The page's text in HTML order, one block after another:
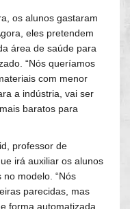
os alunos gastaram
eles pretendem
área de saúde para
“Nós queríamos
com menor
a indústria, vai ser
baratos para
professor de
irá auxiliar os alunos
modelo. “Nós
parecidas, mas
forma automatizada